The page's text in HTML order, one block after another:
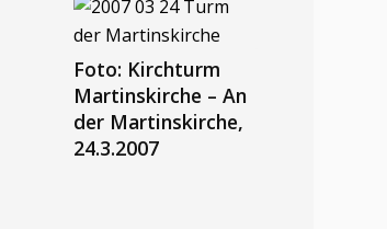
Foto: Kirchturm
Martinskirche – An
der Martinskirche,
24.3.2007